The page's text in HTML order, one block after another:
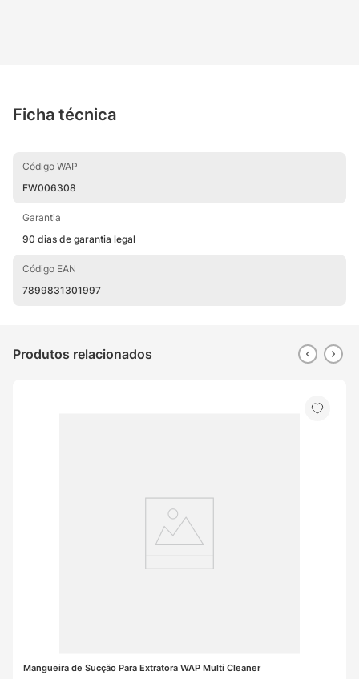
Ficha técnica
Código WAP
FW006308
Garantia
90 dias de garantia legal
Código EAN
7899831301997
Produtos relacionados
Mangueira de Sucção Para Extratora WAP Multi Cleaner